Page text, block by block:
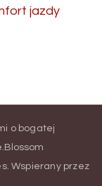
jazdy
o bogatej
Blossom
. Wspierany przez